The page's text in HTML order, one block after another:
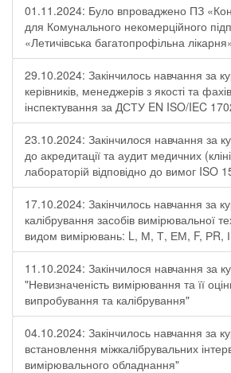
01.11.2024: Було впроваджено ПЗ
для Комунального некомерційного
«Летичівська багатопрофільна
29.10.2024: Закінчилось навчання за
керівників, менеджерів з якості та
інспектування за ДСТУ EN ISO/IEC
23.10.2024: Закінчилося навчання за
до акредитації та аудит медичних
лабораторій відповідно до вимог ISO
17.10.2024: Закінчилось навчання за
калібрування засобів вимірювальної
видом вимірювань: L, М, Т, ЕМ, F, РR,
11.10.2024: Закінчилося навчання за
"Невизначеність вимірювання та її
випробування та калібрування"
04.10.2024: Закінчилось навчання за
встановлення міжкалібрувальних
вимірювального обладнання"